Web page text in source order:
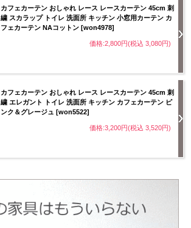
カフェカーテン おしゃれ レース レースカーテン 45cm 刺
繍 スカラップ トイレ 洗面所 キッチン 小窓用カーテン カ
フェカーテン NAコットン [won4978]
価格:2,800円(税込 3,080円)
カフェカーテン おしゃれ レース レースカーテン 45cm 刺
繍 エレガント トイレ 洗面所 キッチン カフェカーテン ピ
ンク＆グレージュ [won5522]
価格:3,200円(税込 3,520円)